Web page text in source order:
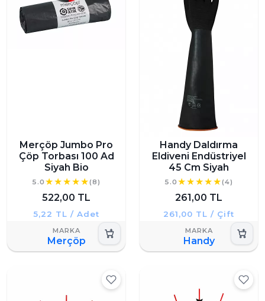
Merçöp Jumbo Pro
Çöp Torbası 100 Ad
Siyah Bio
5.0 (8)
522,00 TL
5,22 TL / Adet
Merçöp
Handy Daldırma
Eldiveni Endüstriyel
45 Cm Siyah
5.0 (4)
261,00 TL
261,00 TL / Çift
Handy